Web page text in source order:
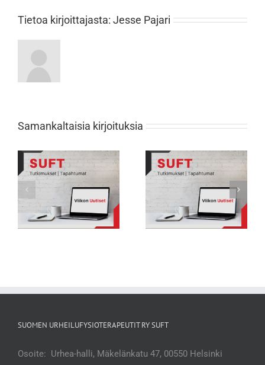
Tietoa kirjoittajasta: Jesse Pajari
Samankaltaisia kirjoituksia
Viikon Uutiset 232: Tarkkana selän
rasitusmurtumien kanssa
Viikon Uutiset 231: Nuorten
urheilijoiden biologisessa
kehityksessä suuria eroja
SUOMEN URHEILUFYSIOTERAPEUTIT RY SUFT
Osoite: Urhea-halli, Mäkelänkatu 47, 00550 Helsinki